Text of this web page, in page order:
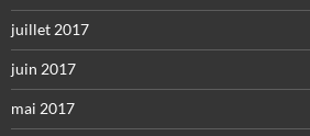
juillet 2017
juin 2017
mai 2017